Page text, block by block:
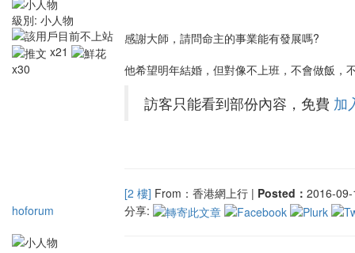
級別: 小人物
x21
x30
感謝大師，請問命主的事業能有發展嗎?
他希望明年結婚，但對像不上班，不會做飯，
訪客只能看到部份內容，免費 加
[2 樓] From：香港網上行 | Posted： 2016-
hoforum
分享: